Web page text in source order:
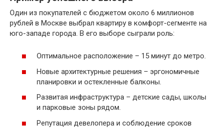
Один из покупателей с бюджетом около 6 миллионов
рублей в Москве выбрал квартиру в комфорт-сегменте на
юго-западе города. В его выборе сыграли роль:
Оптимальное расположение – 15 минут до метро.
Новые архитектурные решения – эргономичные
планировки и остекленные балконы.
Развитая инфраструктура – детские сады, школы
и парковые зоны рядом.
Репутация девелопера и соблюдение сроков